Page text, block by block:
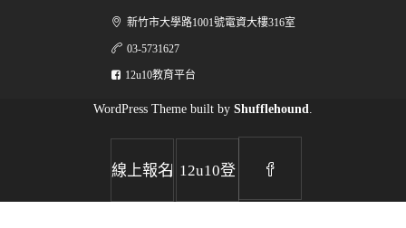
新竹市大學路1001號電資大樓316室
03-5731627
12u10教育平台
WordPress Theme built by Shufflehound.
線上報名| 12u10登